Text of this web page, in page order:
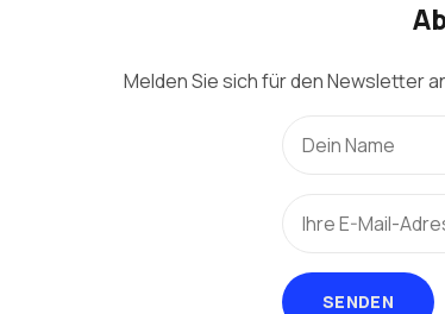
Melden Sie sich für den Newsletter
SENDEN